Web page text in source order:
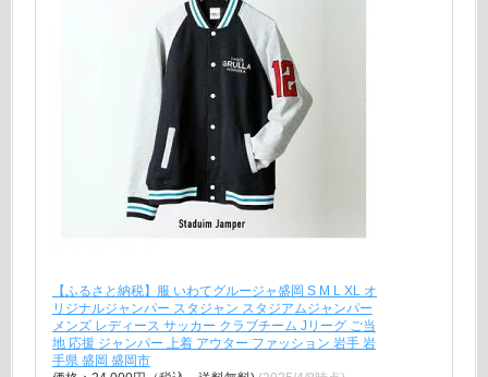
【ふるさと納税】服 いわてグルージャ盛岡 S M L XL オ
リジナルジャンパー スタジャン スタジアムジャンパー
メンズ レディース サッカー クラブチーム Jリーグ ご当
地 応援 ジャンパー 上着 アウター ファッション 岩手 岩
手県 盛岡 盛岡市